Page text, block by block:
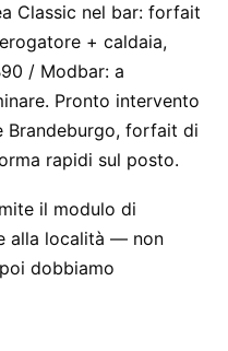
Classic nel bar: forfait
+ caldaia,
/ Modbar: a
Pronto intervento
Brandeburgo, forfait di
rapidi sul posto.
il modulo di
alla località — non
dobbiamo